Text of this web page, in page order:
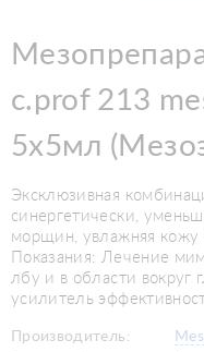
c.prof 213
5x5мл
Эксклюзивная
синергетически,
морщин, увлажняя кожу
Показания: Лечение
лбу и в области вокруг
усилитель
Производитель: